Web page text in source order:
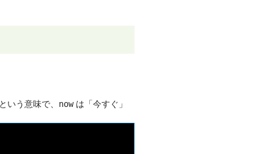
いう意味で、 nowは「今すぐ」